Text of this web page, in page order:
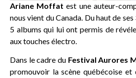
Ariane Moffat est une auteur-
nous vient du Canada. Du haut de
5 albums qui lui ont permis de
aux touches électro.
Dans le cadre du Festival Aurores
promouvoir la scène québécoise et